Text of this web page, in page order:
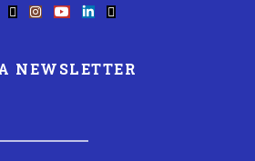
NEWSLETTER